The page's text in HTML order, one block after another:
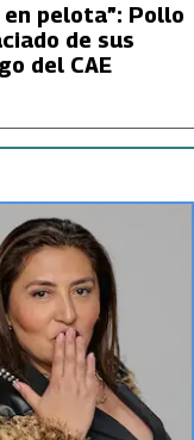
en pelota”: Pollo
de sus
del CAE